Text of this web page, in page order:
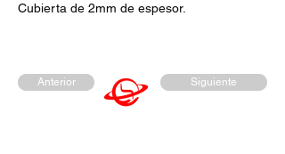
Cubierta de 2mm de espesor.
Anterior Siguiente